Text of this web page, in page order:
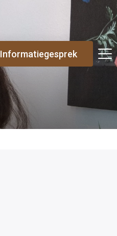
Informatiegesprek